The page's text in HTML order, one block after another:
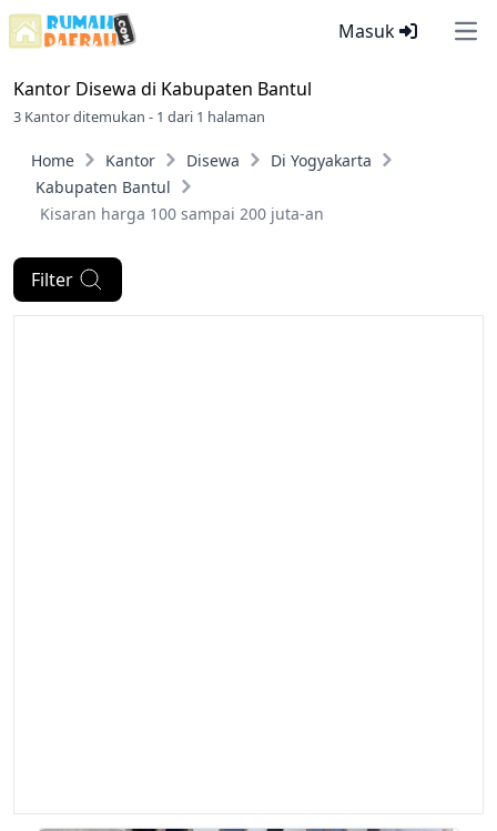
Masuk
Kantor Disewa di Kabupaten Bantul
3 Kantor ditemukan - 1 dari 1 halaman
Home Kantor Disewa
Di Yogyakarta
Kabupaten Bantul
Kisaran harga 100 sampai 200 juta-an
Filter